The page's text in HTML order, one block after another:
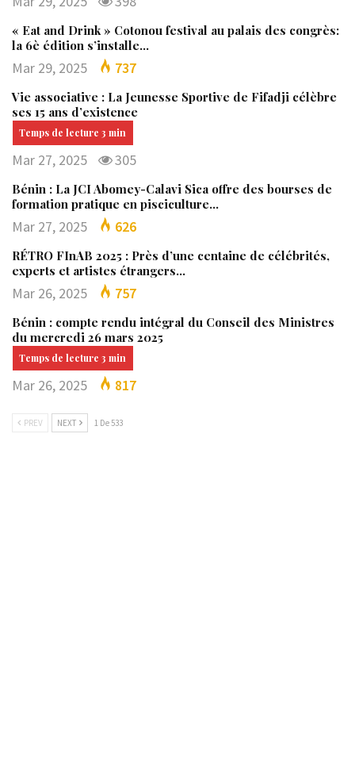
« Eat and Drink » Cotonou festival au palais des congrès:
la 6è édition s’installe…
Mar 29, 2025 737
Vie associative : La Jeunesse Sportive de Fifadji célèbre
ses 15 ans d’existence
Mar 27, 2025 305
Bénin : La JCI Abomey-Calavi Sica offre des bourses de
formation pratique en pisciculture…
Mar 27, 2025 626
RÉTRO FInAB 2025 : Près d’une centaine de célébrités,
experts et artistes étrangers…
Mar 26, 2025 757
Bénin : compte rendu intégral du Conseil des Ministres
du mercredi 26 mars 2025
Mar 26, 2025 817
PREV NEXT 1 De 533